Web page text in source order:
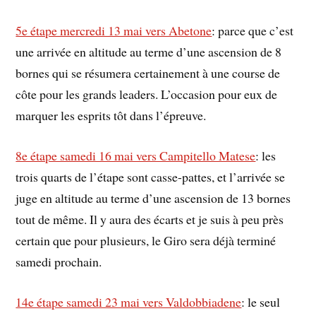
5e étape mercredi 13 mai vers Abetone: parce que c’est
une arrivée en altitude au terme d’une ascension de 8
bornes qui se résumera certainement à une course de
côte pour les grands leaders. L’occasion pour eux de
marquer les esprits tôt dans l’épreuve.
8e étape samedi 16 mai vers Campitello Matese: les
trois quarts de l’étape sont casse-pattes, et l’arrivée se
juge en altitude au terme d’une ascension de 13 bornes
tout de même. Il y aura des écarts et je suis à peu près
certain que pour plusieurs, le Giro sera déjà terminé
samedi prochain.
14e étape samedi 23 mai vers Valdobbiadene: le seul